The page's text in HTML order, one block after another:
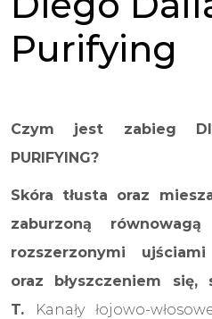
Purifying
Czym jest zabieg
PURIFYING?
Skóra tłusta oraz
zaburzoną
rozszerzonymi
oraz błyszczeniem
T.
Kanały łojowo-